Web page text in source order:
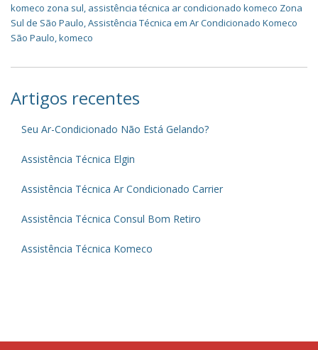
komeco zona sul, assistência técnica ar condicionado komeco Zona
Sul de São Paulo,Assistência Técnica em Ar Condicionado Komeco
São Paulo,komeco
Artigos recentes
Seu Ar-Condicionado Não Está Gelando?
Assistência Técnica Elgin
Assistência Técnica Ar Condicionado Carrier
Assistência Técnica Consul Bom Retiro
Assistência Técnica Komeco